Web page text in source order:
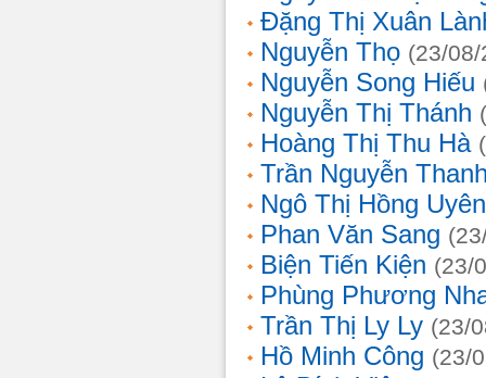
Đặng Thị Xuân
Nguyễn Thọ (23/
Nguyễn Song Hiếu
Nguyễn Thị Thánh
Hoàng Thị Thu Hà
Trần Nguyễn
Ngô Thị Hồng Uyên
Phan Văn Sang
Biện Tiến Kiện (23/
Phùng Phương
Trần Thị Ly Ly (23/
Hồ Minh Công (23/